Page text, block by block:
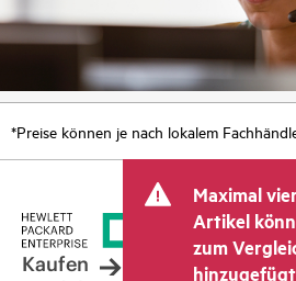
*Preise können je nach lokalem
Maximal
Artikel
zum
hinzugefügt
Kaufen